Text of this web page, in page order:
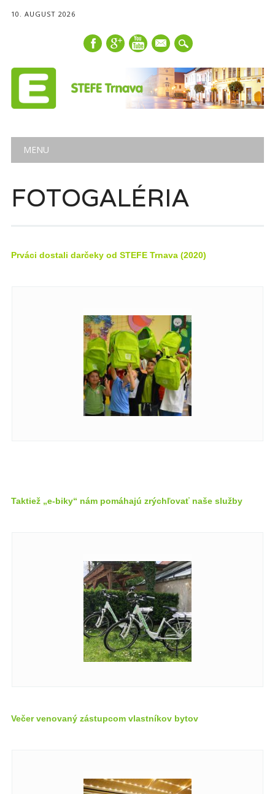
10. AUGUST 2026
mail
Main menu
MENU
FOTOGALÉRIA
Prváci dostali darčeky od STEFE Trnava (2020)
Taktiež „e-biky“ nám pomáhajú zrýchľovať naše služby
Večer venovaný zástupcom vlastníkov bytov